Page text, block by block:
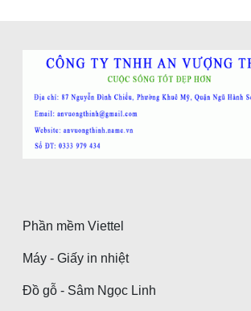
Phần mềm Viettel
Máy - Giấy in nhiệt
Đồ gỗ - Sâm Ngọc Linh